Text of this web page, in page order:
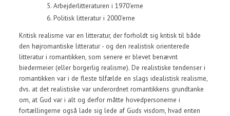
Arbejderlitteraturen i 1970'erne
Politisk litteratur i 2000'erne
Kritisk realisme var en litteratur, der forholdt sig kritisk til både
den højromantiske litteratur - og den realistisk orienterede
litteratur i romantikken, som senere er blevet benævnt
biedermeier (eller borgerlig realisme). De realistiske tendenser i
romantikken var i de fleste tilfælde en slags idealistisk realisme,
dvs. at det realistiske var underordnet romantikkens grundtanke
om, at Gud var i alt og derfor måtte hovedpersonerne i
fortællingerne også lade sig lede af Guds visdom, hvad enten